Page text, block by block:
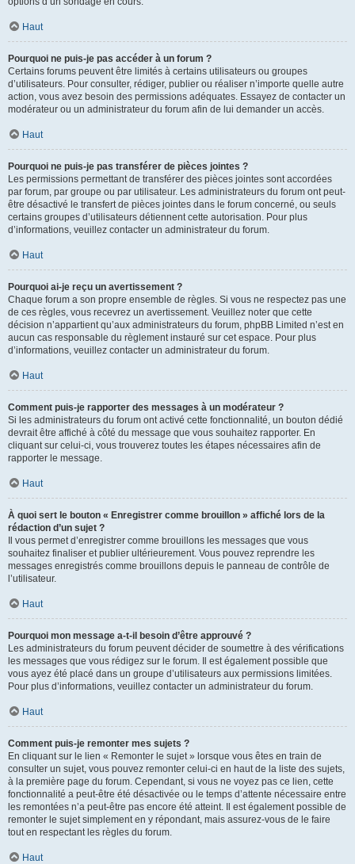
Haut
Pourquoi ne puis-je pas accéder à un forum ?
Certains forums peuvent être limités à certains utilisateurs ou groupes
d’utilisateurs. Pour consulter, rédiger, publier ou réaliser n’importe quelle autre
action, vous avez besoin des permissions adéquates. Essayez de contacter un
modérateur ou un administrateur du forum afin de lui demander un accès.
Haut
Pourquoi ne puis-je pas transférer de pièces jointes ?
Les permissions permettant de transférer des pièces jointes sont accordées
par forum, par groupe ou par utilisateur. Les administrateurs du forum ont peut-
être désactivé le transfert de pièces jointes dans le forum concerné, ou seuls
certains groupes d’utilisateurs détiennent cette autorisation. Pour plus
d’informations, veuillez contacter un administrateur du forum.
Haut
Pourquoi ai-je reçu un avertissement ?
Chaque forum a son propre ensemble de règles. Si vous ne respectez pas une
de ces règles, vous recevrez un avertissement. Veuillez noter que cette
décision n’appartient qu’aux administrateurs du forum, phpBB Limited n’est en
aucun cas responsable du règlement instauré sur cet espace. Pour plus
d’informations, veuillez contacter un administrateur du forum.
Haut
Comment puis-je rapporter des messages à un modérateur ?
Si les administrateurs du forum ont activé cette fonctionnalité, un bouton dédié
devrait être affiché à côté du message que vous souhaitez rapporter. En
cliquant sur celui-ci, vous trouverez toutes les étapes nécessaires afin de
rapporter le message.
Haut
À quoi sert le bouton « Enregistrer comme brouillon » affiché lors de la
rédaction d’un sujet ?
Il vous permet d’enregistrer comme brouillons les messages que vous
souhaitez finaliser et publier ultérieurement. Vous pouvez reprendre les
messages enregistrés comme brouillons depuis le panneau de contrôle de
l’utilisateur.
Haut
Pourquoi mon message a-t-il besoin d’être approuvé ?
Les administrateurs du forum peuvent décider de soumettre à des vérifications
les messages que vous rédigez sur le forum. Il est également possible que
vous ayez été placé dans un groupe d’utilisateurs aux permissions limitées.
Pour plus d’informations, veuillez contacter un administrateur du forum.
Haut
Comment puis-je remonter mes sujets ?
En cliquant sur le lien « Remonter le sujet » lorsque vous êtes en train de
consulter un sujet, vous pouvez remonter celui-ci en haut de la liste des sujets,
à la première page du forum. Cependant, si vous ne voyez pas ce lien, cette
fonctionnalité a peut-être été désactivée ou le temps d’attente nécessaire entre
les remontées n’a peut-être pas encore été atteint. Il est également possible de
remonter le sujet simplement en y répondant, mais assurez-vous de le faire
tout en respectant les règles du forum.
Haut